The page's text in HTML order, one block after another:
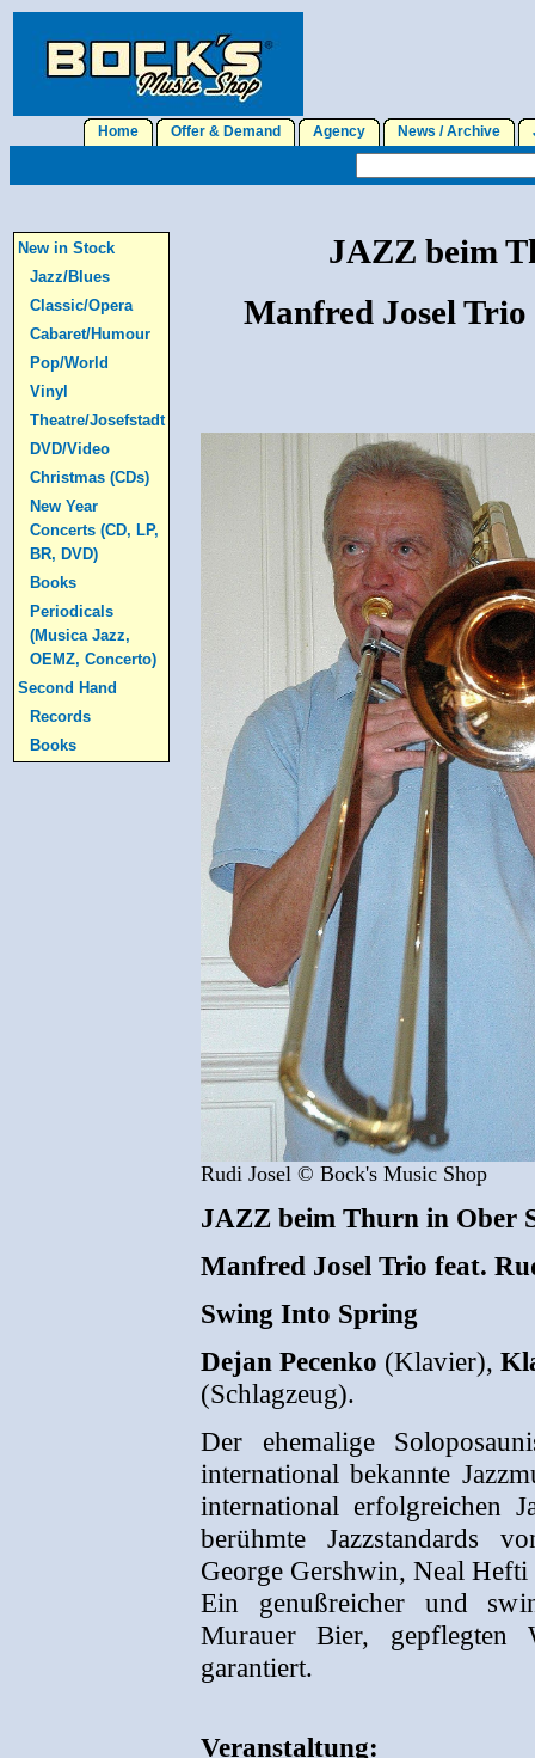
Home Offer & Demand Agency News / Archive
New in Stock
Jazz/Blues
Classic/Opera
Cabaret/Humour
Pop/World
Vinyl
Theatre/Josefstadt
DVD/Video
Christmas (CDs)
New Year
Concerts (CD, LP,
BR, DVD)
Books
Periodicals
(Musica Jazz,
OEMZ, Concerto)
Second Hand
Records
Books
JAZZ beim
Manfred Josel Trio
Rudi Josel © Bock's Music Shop
JAZZ beim Thurn in Ober
Manfred Josel Trio feat.
Swing Into Spring
Dejan Pecenko (Klavier),
(Schlagzeug).
Der ehemalige
international bekannte
international erfolgreichen
berühmte Jazzstandards
George Gershwin, Neal Hefti
Ein genußreicher und
Murauer Bier, gepflegten
garantiert.
Veranstaltung: